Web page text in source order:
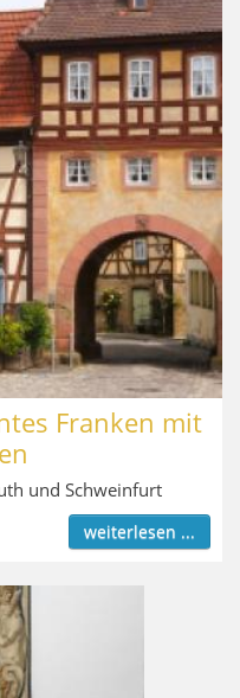
Franken mit
und Schweinfurt
weiterlesen ...